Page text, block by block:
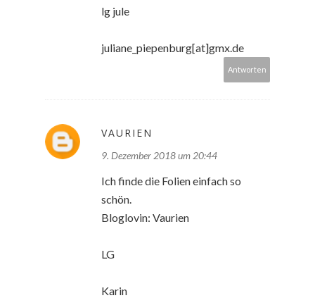
lg jule
juliane_piepenburg[at]gmx.de
Antworten
VAURIEN
9. Dezember 2018 um 20:44
Ich finde die Folien einfach so
schön.
Bloglovin: Vaurien
LG
Karin